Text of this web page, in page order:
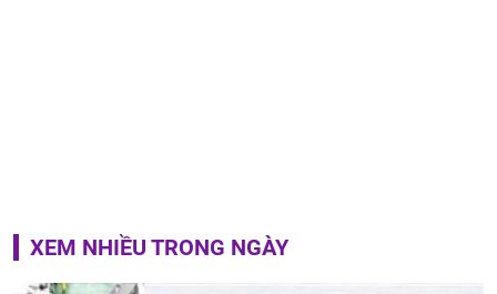
XEM NHIỀU TRONG NGÀY